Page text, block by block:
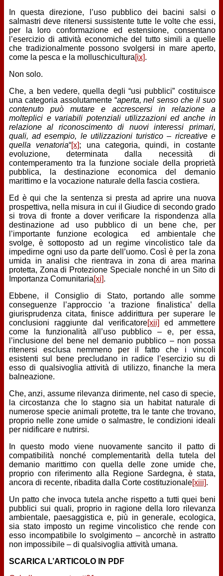
In questa direzione, l’uso pubblico dei bacini salsi o
salmastri deve ritenersi sussistente tutte le volte che essi,
per la loro conformazione ed estensione, consentano
l’esercizio di attività economiche del tutto simili a quelle
che tradizionalmente possono svolgersi in mare aperto,
come la pesca e la molluschicultura[ix].
Non solo.
Che, a ben vedere, quella degli “usi pubblici” costituisce
una categoria assolutamente “aperta, nel senso che il suo
contenuto può mutare e accrescersi in relazione a
molteplici e variabili potenziali utilizzazioni ed anche in
relazione al riconoscimento di nuovi interessi primari,
quali, ad esempio, le utilizzazioni turistico – ricreative e
quella venatoria“[x]; una categoria, quindi, in costante
evoluzione, determinata dalla necessità di
contemperamento tra la funzione sociale della proprietà
pubblica, la destinazione economica del demanio
marittimo e la vocazione naturale della fascia costiera.
Ed è qui che la sentenza si presta ad aprire una nuova
prospettiva, nella misura in cui il Giudice di secondo grado
si trova di fronte a dover verificare la rispondenza alla
destinazione ad uso pubblico di un bene che, per
l’importante funzione ecologica ed ambientale che
svolge, è sottoposto ad un regime vincolistico tale da
impedirne ogni uso da parte dell’uomo. Così è per la zona
umida in analisi che rientrava in zona di area marina
protetta, Zona di Protezione Speciale nonché in un Sito di
Importanza Comunitaria[xi].
Ebbene, il Consiglio di Stato, portando alle somme
conseguenze l’approccio ‘a trazione finalistica’ della
giurisprudenza citata, finisce addirittura per superare le
conclusioni raggiunte dal verificatore[xii]
ed ammettere
come la funzionalità all’uso pubblico – e, per essa,
l’inclusione del bene nel demanio pubblico – non possa
ritenersi esclusa nemmeno per il fatto che i vincoli
esistenti sul bene precludano in radice l’esercizio su di
esso di qualsivoglia attività di utilizzo, finanche la mera
balneazione.
Che, anzi, assume rilevanza dirimente, nel caso di specie,
la circostanza che lo stagno sia un habitat naturale di
numerose specie animali protette, tra le tante che trovano,
proprio nelle zone umide o salmastre, le condizioni ideali
per nidificare e nutrirsi.
In questo modo viene nuovamente sancito il patto di
compatibilità nonché complementarità della tutela del
demanio marittimo con quella delle zone umide che,
proprio con riferimento alla Regione Sardegna, è stata,
ancora di recente, ribadita dalla Corte costituzionale[xiii].
Un patto che invoca tutela anche rispetto a tutti quei beni
pubblici sui quali, proprio in ragione della loro rilevanza
ambientale, paesaggistica e, più in generale, ecologica,
sia stato imposto un regime vincolistico che rende con
esso incompatibile lo svolgimento – ancorchè in astratto
non impossibile – di qualsivoglia attività umana.
SCARICA L’ARTICOLO IN PDF